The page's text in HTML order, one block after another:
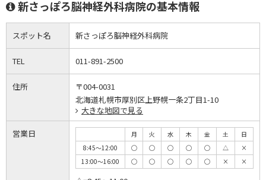
新さっぽろ脳神経外科病院の基本情報
スポット名 新さっぽろ脳神経外科病院
TEL 011-891-2500
住所
〒004-0031
北海道札幌市厚別区上野幌一条2丁目1-10
大きな地図で見る
営業日 月 火 水 木 金 土
日
8:45～12:00
◯ ◯ ◯ ◯ ◯ △
×
13:00～16:00
◯ ◯ ◯ ◯ ◯ × ×